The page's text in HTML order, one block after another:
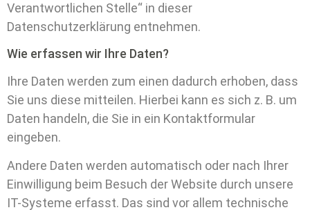
Verantwortlichen Stelle“ in dieser
Datenschutzerklärung entnehmen.
Wie erfassen wir Ihre Daten?
Ihre Daten werden zum einen dadurch erhoben, dass
Sie uns diese mitteilen. Hierbei kann es sich z. B. um
Daten handeln, die Sie in ein Kontaktformular
eingeben.
Andere Daten werden automatisch oder nach Ihrer
Einwilligung beim Besuch der Website durch unsere
IT-Systeme erfasst. Das sind vor allem technische